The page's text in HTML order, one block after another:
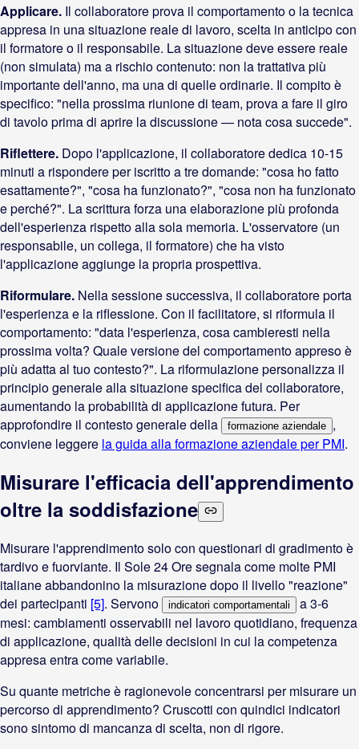
Applicare. Il collaboratore prova il comportamento o la tecnica
appresa in una situazione reale di lavoro, scelta in anticipo con
il formatore o il responsabile. La situazione deve essere reale
(non simulata) ma a rischio contenuto: non la trattativa più
importante dell'anno, ma una di quelle ordinarie. Il compito è
specifico: "nella prossima riunione di team, prova a fare il giro
di tavolo prima di aprire la discussione — nota cosa succede".
Riflettere. Dopo l'applicazione, il collaboratore dedica 10-15
minuti a rispondere per iscritto a tre domande: "cosa ho fatto
esattamente?", "cosa ha funzionato?", "cosa non ha funzionato
e perché?". La scrittura forza una elaborazione più profonda
dell'esperienza rispetto alla sola memoria. L'osservatore (un
responsabile, un collega, il formatore) che ha visto
l'applicazione aggiunge la propria prospettiva.
Riformulare. Nella sessione successiva, il collaboratore porta
l'esperienza e la riflessione. Con il facilitatore, si riformula il
comportamento: "data l'esperienza, cosa cambieresti nella
prossima volta? Quale versione del comportamento appreso è
più adatta al tuo contesto?". La riformulazione personalizza il
principio generale alla situazione specifica del collaboratore,
aumentando la probabilità di applicazione futura. Per
approfondire il contesto generale della
formazione aziendale ,
conviene leggere la guida alla formazione aziendale per PMI.
Misurare l'efficacia dell'apprendimento
oltre la soddisfazione
Misurare l'apprendimento solo con questionari di gradimento è
tardivo e fuorviante. Il Sole 24 Ore segnala come molte PMI
italiane abbandonino la misurazione dopo il livello "reazione"
dei partecipanti [5]. Servono indicatori comportamentali
a 3-6
mesi: cambiamenti osservabili nel lavoro quotidiano, frequenza
di applicazione, qualità delle decisioni in cui la competenza
appresa entra come variabile.
Su quante metriche è ragionevole concentrarsi per misurare un
percorso di apprendimento? Cruscotti con quindici indicatori
sono sintomo di mancanza di scelta, non di rigore.